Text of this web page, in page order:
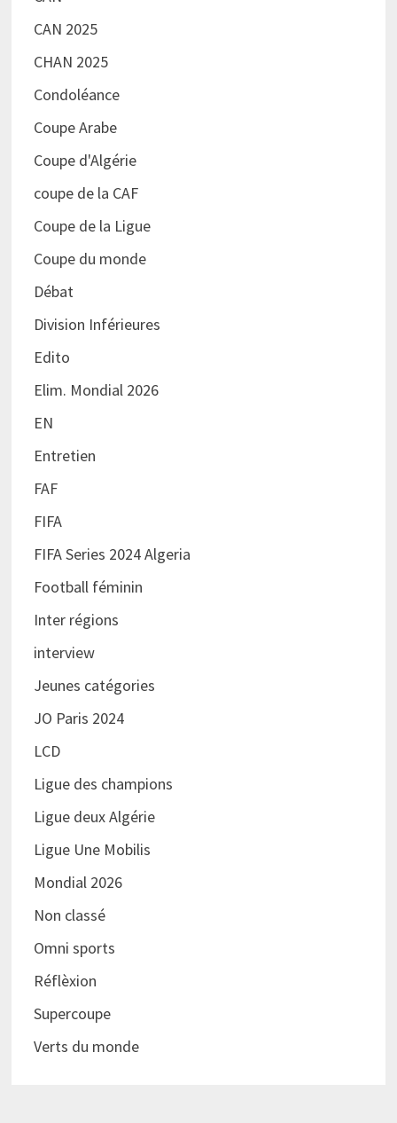
CAN 2025
CHAN 2025
Condoléance
Coupe Arabe
Coupe d'Algérie
coupe de la CAF
Coupe de la Ligue
Coupe du monde
Débat
Division Inférieures
Edito
Elim. Mondial 2026
EN
Entretien
FAF
FIFA
FIFA Series 2024 Algeria
Football féminin
Inter régions
interview
Jeunes catégories
JO Paris 2024
LCD
Ligue des champions
Ligue deux Algérie
Ligue Une Mobilis
Mondial 2026
Non classé
Omni sports
Réflèxion
Supercoupe
Verts du monde